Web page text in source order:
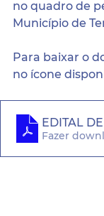
no quadro de
Município de
Para baixar o
no ícone
EDITAL
Fazer